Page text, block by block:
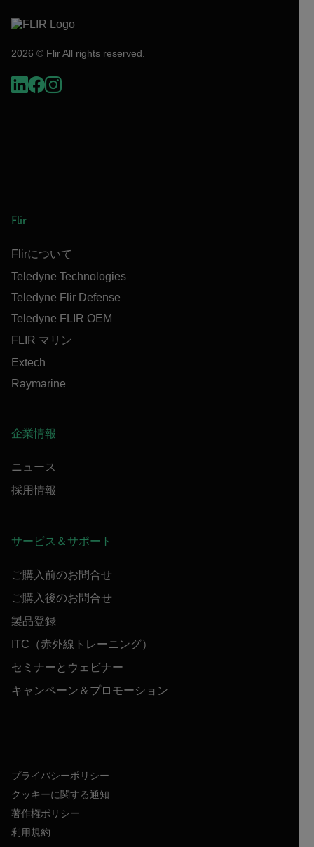
2026 © Flir All rights reserved.
Flir
Flirについて
Teledyne Technologies
Teledyne Flir Defense
Teledyne FLIR OEM
FLIR マリン
Extech
Raymarine
企業情報
ニュース
採用情報
サービス＆サポート
ご購入前のお問合せ
ご購入後のお問合せ
製品登録
ITC（赤外線トレーニング）
セミナーとウェビナー
キャンペーン＆プロモーション
プライバシーポリシー
クッキーに関する通知
著作権ポリシー
利用規約